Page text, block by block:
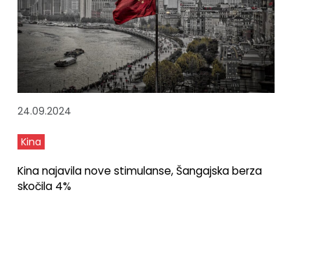
24.09.2024
Kina
Kina najavila nove stimulanse, Šangajska berza
skočila 4%